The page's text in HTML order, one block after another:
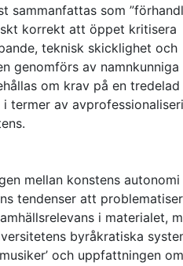
sammanfattas som
korrekt att öppet kritisera
teknisk skicklighet och
genomförs av namnkunniga
om krav på en tredelad
termer av
mellan konstens autonomi
tendenser att
i materialet,
byråkratiska
och uppfattningen om